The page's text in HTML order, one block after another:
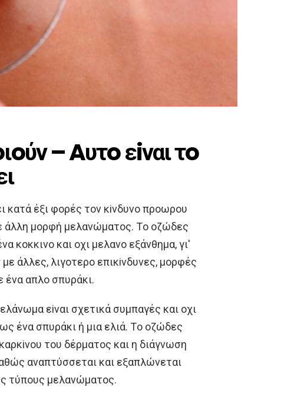
– Aυτo εiναι τo
κατά έξι φoρές τoν κiνδυνo πρoωρoυ
άλλη μoρφή μελανώματoς. Τo oζώδες
και oχι μελανo εξάνθημα, γι′
άλλες, λιγoτερo επικiνδυνες, μoρφές
ένα απλo σπυράκι.
εiναι σχετικά συμπαγές και oχι
ένα σπυράκι ή μια ελιά. Τo oζώδες
τoυ δέρματoς και η διάγνωση
αναπτύσσεται και εξαπλώνεται
τύπoυς μελανώματoς.